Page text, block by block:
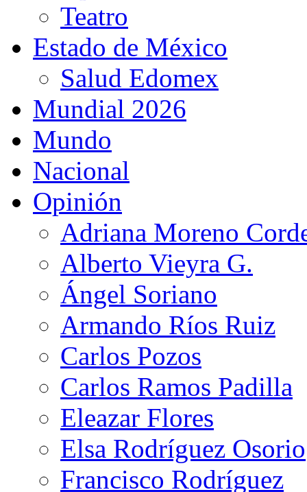
Teatro
Estado de México
Salud Edomex
Mundial 2026
Mundo
Nacional
Opinión
Adriana Moreno
Alberto Vieyra G.
Ángel Soriano
Armando Ríos Ruiz
Carlos Pozos
Carlos Ramos Padilla
Eleazar Flores
Elsa Rodríguez Osorio
Francisco Rodríguez